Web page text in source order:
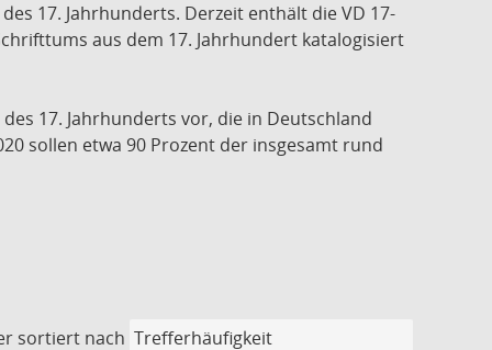
17. Jahrhunderts. Derzeit enthält die VD 17-
aus dem 17. Jahrhundert katalogisiert
17. Jahrhunderts vor, die in Deutschland
sollen etwa 90 Prozent der insgesamt rund
sortiert nach